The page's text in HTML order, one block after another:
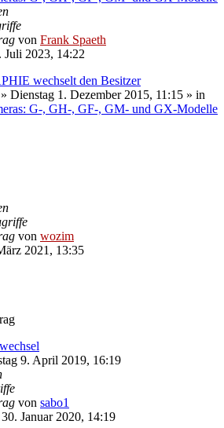
von Frank Spaeth
Juli 2023, 14:22
wechselt den Besitzer
» Dienstag 1. Dezember 2015, 11:15 » in
G-, GH-, GF-, GM- und GX-Modelle
von wozim
2021, 13:35
9. April 2019, 16:19
von sabo1
Januar 2020, 14:19